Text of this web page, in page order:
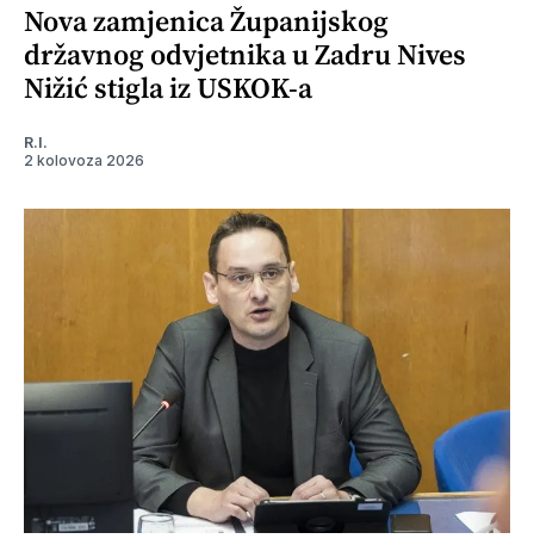
Nova zamjenica Županijskog
državnog odvjetnika u Zadru Nives
Nižić stigla iz USKOK-a
R.I.
2 kolovoza 2026